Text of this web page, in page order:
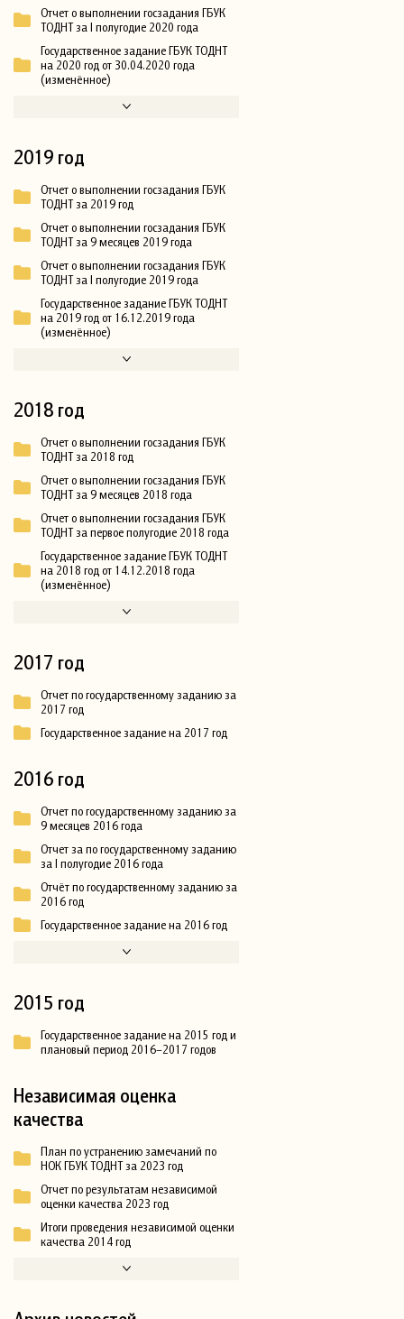
Отчет о выполнении госзадания ГБУК
ТОДНТ за I полугодие 2020 года
Государственное задание ГБУК ТОДНТ
на 2020 год от 30.04.2020 года
(изменённое)
2019 год
Отчет о выполнении госзадания ГБУК
ТОДНТ за 2019 год
Отчет о выполнении госзадания ГБУК
ТОДНТ за 9 месяцев 2019 года
Отчет о выполнении госзадания ГБУК
ТОДНТ за I полугодие 2019 года
Государственное задание ГБУК ТОДНТ
на 2019 год от 16.12.2019 года
(изменённое)
2018 год
Отчет о выполнении госзадания ГБУК
ТОДНТ за 2018 год
Отчет о выполнении госзадания ГБУК
ТОДНТ за 9 месяцев 2018 года
Отчет о выполнении госзадания ГБУК
ТОДНТ за первое полугодие 2018 года
Государственное задание ГБУК ТОДНТ
на 2018 год от 14.12.2018 года
(изменённое)
2017 год
Отчет по государственному заданию за
2017 год
Государственное задание на 2017 год
2016 год
Отчет по государственному заданию за
9 месяцев 2016 года
Отчет за по государственному заданию
за I полугодие 2016 года
Отчёт по государственному заданию за
2016 год
Государственное задание на 2016 год
2015 год
Государственное задание на 2015 год и
плановый период 2016–2017 годов
Независимая оценка
качества
План по устранению замечаний по
НОК ГБУК ТОДНТ за 2023 год
Отчет по результатам независимой
оценки качества 2023 год
Итоги проведения независимой оценки
качества 2014 год